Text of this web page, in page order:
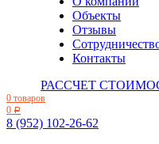
Объекты
Отзывы
Контакты
РАССЧЕТ
0 товаров
0 Р
8 (952) 102-26-62